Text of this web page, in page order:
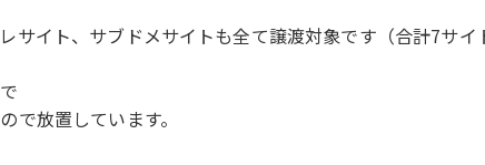
サイト、サブドメサイトも全て譲渡対象です（合計7サイ
で放置しています。